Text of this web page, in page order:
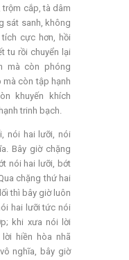
cắp, tà dâm
sát sanh, không
cực hơn, hồi
tu rồi chuyển lại
mà còn phóng
mà còn tập hạnh
khuyến khích
trinh bạch.
nói hai lưỡi, nói
Bây giờ chặng
nói hai lưỡi, bớt
chặng thứ hai
thì bây giờ luôn
hai lưỡi tức nói
khi xưa nói lời
hiền hòa nhã
nghĩa, bây giờ